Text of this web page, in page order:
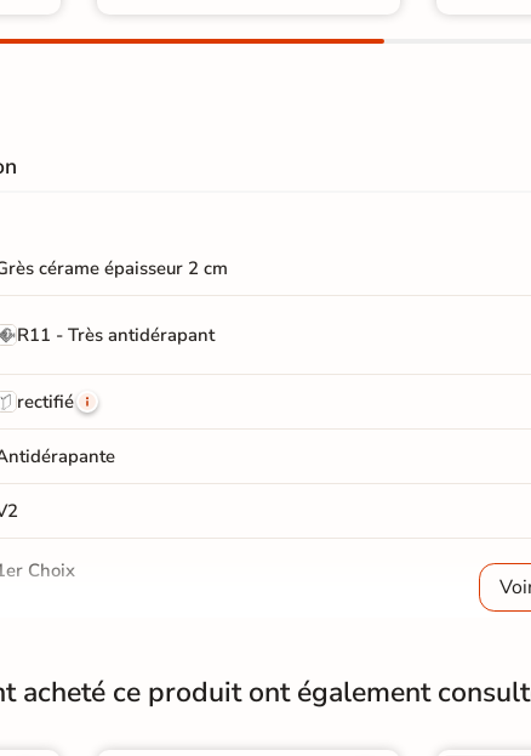
cérame épaisseur 2 cm
R11 - Très antidérapant
rectifié
Choix
acheté ce produit ont également